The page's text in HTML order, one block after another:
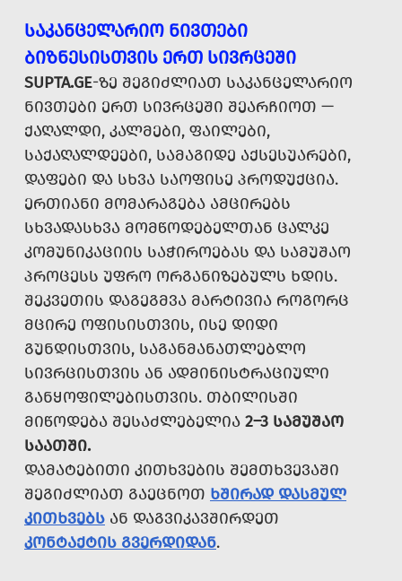
ᲡᲐᲙᲐᲜᲪᲔᲚᲐᲠᲘᲝ ᲜᲘᲕᲗᲔᲑᲘ
ᲑᲘᲖᲜᲔᲡᲘᲡᲗᲕᲘᲡ ᲔᲠᲗ ᲡᲘᲕᲠᲪᲔᲨᲘ
SUPTA.GE-ᲖᲔ ᲨᲔᲒᲘᲫᲚᲘᲐᲗ ᲡᲐᲙᲐᲜᲪᲔᲚᲐᲠᲘᲝ
ᲜᲘᲕᲗᲔᲑᲘ ᲔᲠᲗ ᲡᲘᲕᲠᲪᲔᲨᲘ ᲨᲔᲐᲠᲩᲘᲝᲗ —
ᲥᲐᲦᲐᲚᲓᲘ, ᲙᲐᲚᲛᲔᲑᲘ, ᲤᲐᲘᲚᲔᲑᲘ,
ᲡᲐᲥᲐᲦᲐᲚᲓᲔᲔᲑᲘ, ᲡᲐᲛᲐᲒᲘᲓᲔ ᲐᲥᲡᲔᲡᲣᲐᲠᲔᲑᲘ,
ᲓᲐᲤᲔᲑᲘ ᲓᲐ ᲡᲮᲕᲐ ᲡᲐᲝᲤᲘᲡᲔ ᲞᲠᲝᲓᲣᲥᲪᲘᲐ.
ᲔᲠᲗᲘᲐᲜᲘ ᲛᲝᲛᲐᲠᲐᲒᲔᲑᲐ ᲐᲛᲪᲘᲠᲔᲑᲡ
ᲡᲮᲕᲐᲓᲐᲡᲮᲕᲐ ᲛᲝᲛᲬᲝᲓᲔᲑᲔᲚᲗᲐᲜ ᲪᲐᲚᲙᲔ
ᲙᲝᲛᲣᲜᲘᲙᲐᲪᲘᲘᲡ ᲡᲐᲭᲘᲠᲝᲔᲑᲐᲡ ᲓᲐ ᲡᲐᲛᲣᲨᲐᲝ
ᲞᲠᲝᲪᲔᲡᲡ ᲣᲤᲠᲝ ᲝᲠᲒᲐᲜᲘᲖᲔᲑᲣᲚᲡ ᲮᲓᲘᲡ.
ᲨᲔᲙᲕᲔᲗᲘᲡ ᲓᲐᲒᲔᲒᲛᲕᲐ ᲛᲐᲠᲢᲘᲕᲘᲐ ᲠᲝᲒᲝᲠᲪ
ᲛᲪᲘᲠᲔ ᲝᲤᲘᲡᲘᲡᲗᲕᲘᲡ, ᲘᲡᲔ ᲓᲘᲓᲘ
ᲒᲣᲜᲓᲘᲡᲗᲕᲘᲡ, ᲡᲐᲒᲐᲜᲛᲐᲜᲐᲗᲚᲔᲑᲚᲝ
ᲡᲘᲕᲠᲪᲘᲡᲗᲕᲘᲡ ᲐᲜ ᲐᲓᲛᲘᲜᲘᲡᲢᲠᲐᲪᲘᲣᲚᲘ
ᲒᲐᲜᲧᲝᲤᲘᲚᲔᲑᲘᲡᲗᲕᲘᲡ. ᲗᲑᲘᲚᲘᲡᲨᲘ
ᲛᲘᲬᲝᲓᲔᲑᲐ ᲨᲔᲡᲐᲫᲚᲔᲑᲔᲚᲘᲐ 2–3 ᲡᲐᲛᲣᲨᲐᲝ
ᲡᲐᲐᲗᲨᲘ.
ᲓᲐᲛᲐᲢᲔᲑᲘᲗᲘ ᲙᲘᲗᲮᲕᲔᲑᲘᲡ ᲨᲔᲛᲗᲮᲕᲔᲕᲐᲨᲘ
ᲨᲔᲒᲘᲫᲚᲘᲐᲗ ᲒᲐᲔᲪᲜᲝᲗ ᲮᲨᲘᲠᲐᲓ ᲓᲐᲡᲛᲣᲚ
ᲙᲘᲗᲮᲕᲔᲑᲡ ᲐᲜ ᲓᲐᲒᲕᲘᲙᲐᲕᲨᲘᲠᲓᲔᲗ
ᲙᲝᲜᲢᲐᲥᲢᲘᲡ ᲒᲕᲔᲠᲓᲘᲓᲐᲜ.